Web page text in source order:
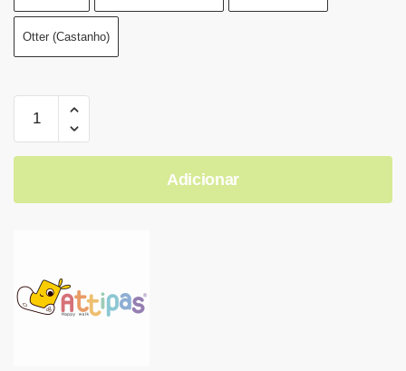
Otter (Castanho)
Adicionar